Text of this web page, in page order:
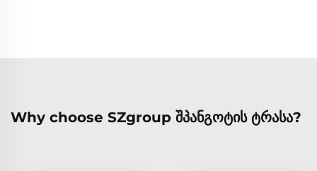
Why choose SZgroup შპანგოტის ტრასა?